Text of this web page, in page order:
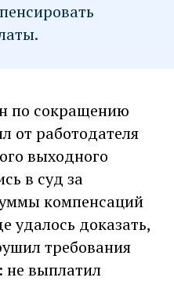
по сокращению
от работодателя
выходного
в суд за
компенсаций
удалось доказать,
требования
не выплатил